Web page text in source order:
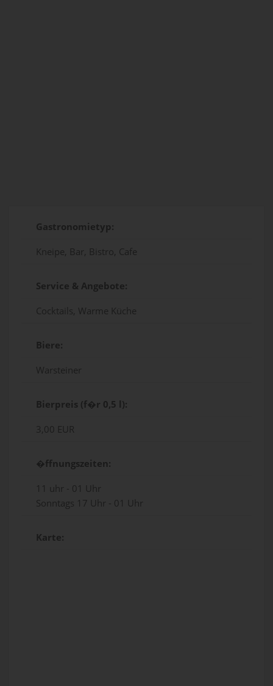
Gastronomietyp:
Kneipe, Bar, Bistro, Cafe
Service & Angebote:
Cocktails, Warme Küche
Biere:
Warsteiner
Bierpreis (f�r 0,5 l):
3,00 EUR
�ffnungszeiten:
11 uhr - 01 Uhr
Sonntags 17 Uhr - 01 Uhr
Karte: